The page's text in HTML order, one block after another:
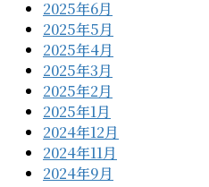
2025年6月
2025年5月
2025年4月
2025年3月
2025年2月
2025年1月
2024年12月
2024年11月
2024年9月